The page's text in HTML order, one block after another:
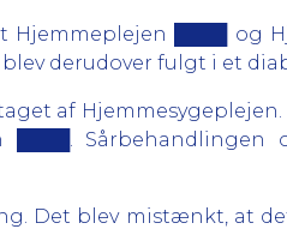
████ og
derudover fulgt i et
af Hjemmesygeplejen.
Sårbehandlingen
Det blev mistænkt, at